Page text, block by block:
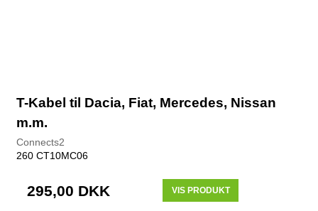
T-Kabel til Dacia, Fiat, Mercedes, Nissan
m.m.
Connects2
260 CT10MC06
295,00 DKK VIS PRODUKT